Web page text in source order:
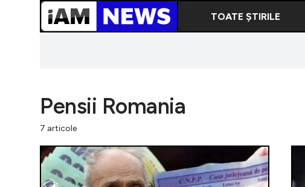
TOATE ȘTIRILE
Pensii Romania
7 articole